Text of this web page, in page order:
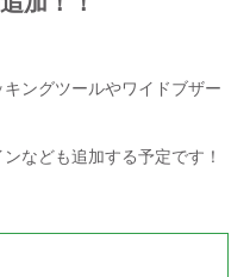
ングツールやワイドブザー
なども追加する予定です！